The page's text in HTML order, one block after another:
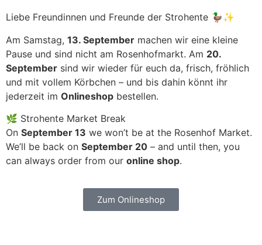
Liebe Freundinnen und Freunde der Strohente 🦆✨
Am Samstag, 13. September machen wir eine kleine
Pause und sind nicht am Rosenhofmarkt. Am 20.
September sind wir wieder für euch da, frisch, fröhlich
und mit vollem Körbchen – und bis dahin könnt ihr
jederzeit im Onlineshop bestellen.
🌿 Strohente Market Break
On September 13 we won’t be at the Rosenhof Market.
We’ll be back on September 20 – and until then, you
can always order from our online shop.
Zum Onlineshop